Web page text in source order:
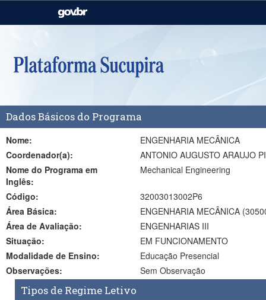
Casa Civil
Pecuária e Abastecimento
Dados Básicos do Programa
Nome:
ENGENHARIA MECÂNICA
Coordenador(a):
ANTONIO AUGUSTO ARAUJO
Nome do Programa em
Inglês:
Mechanical Engineering
Código:
32003013002P6
Área Básica:
ENGENHARIA MECÂNICA
Área de Avaliação:
ENGENHARIAS III
Situação:
EM FUNCIONAMENTO
Modalidade de Ensino:
Educação Presencial
Observações:
Sem Observação
Tipos de Regime Letivo